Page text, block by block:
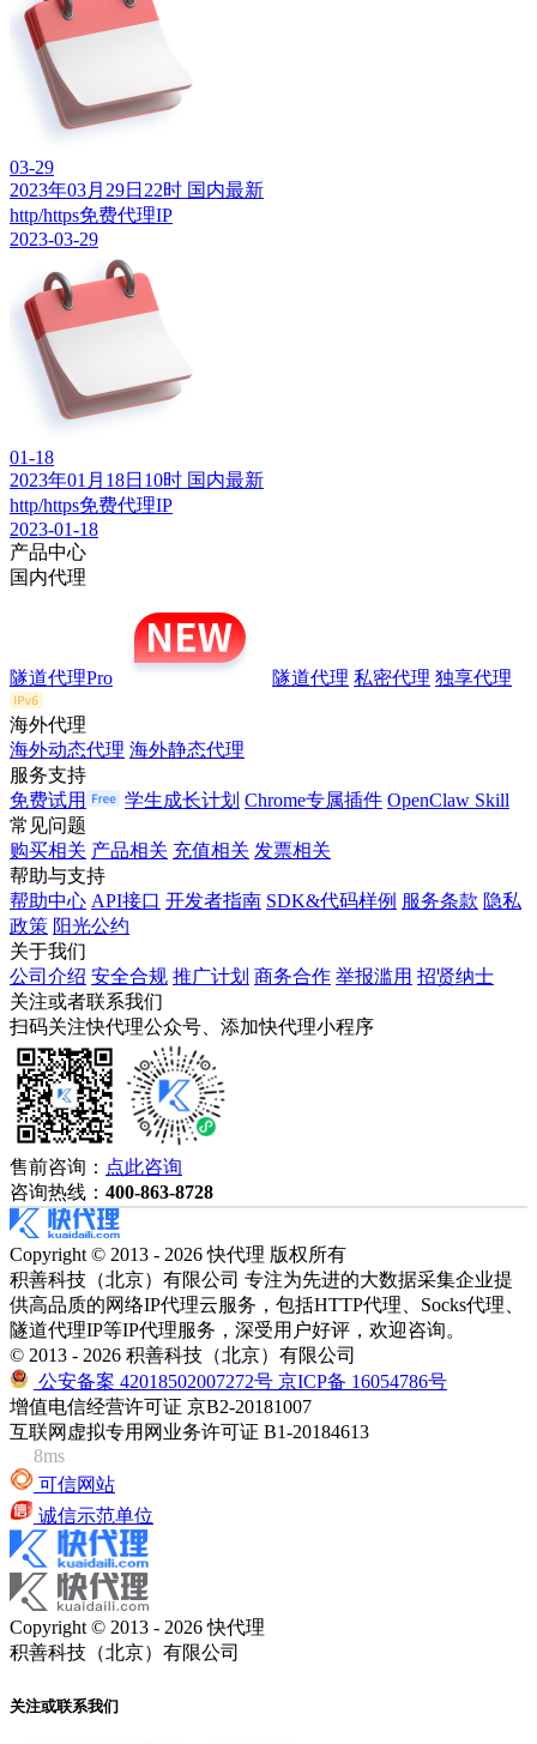
03-29
2023年03月29日22时 国内最新
http/https免费代理IP
2023-03-29
01-18
2023年01月18日10时 国内最新
http/https免费代理IP
2023-01-18
产品中心
国内代理
隧道代理Pro 隧道代理 私密代理 独享代理
海外代理
海外动态代理 海外静态代理
服务支持
免费试用
学生成长计划 Chrome专属插件 OpenClaw Skill
常见问题
购买相关 产品相关 充值相关 发票相关
帮助与支持
帮助中心 API接口 开发者指南 SDK&代码样例 服务条款 隐私
政策 阳光公约
关于我们
公司介绍 安全合规 推广计划 商务合作 举报滥用 招贤纳士
关注或者联系我们
扫码关注快代理公众号、添加快代理小程序
售前咨询： 点此咨询
咨询热线： 400-863-8728
Copyright © 2013 - 2026 快代理 版权所有
积善科技（北京）有限公司 专注为先进的大数据采集企业提
供高品质的网络IP代理云服务，包括HTTP代理、Socks代理、
隧道代理IP等IP代理服务，深受用户好评，欢迎咨询。
© 2013 - 2026 积善科技（北京）有限公司
公安备案 42018502007272号 京ICP备 16054786号
增值电信经营许可证 京B2-20181007
互联网虚拟专用网业务许可证 B1-20184613
8ms
可信网站
诚信示范单位
Copyright © 2013 - 2026 快代理
积善科技（北京）有限公司
关注或联系我们